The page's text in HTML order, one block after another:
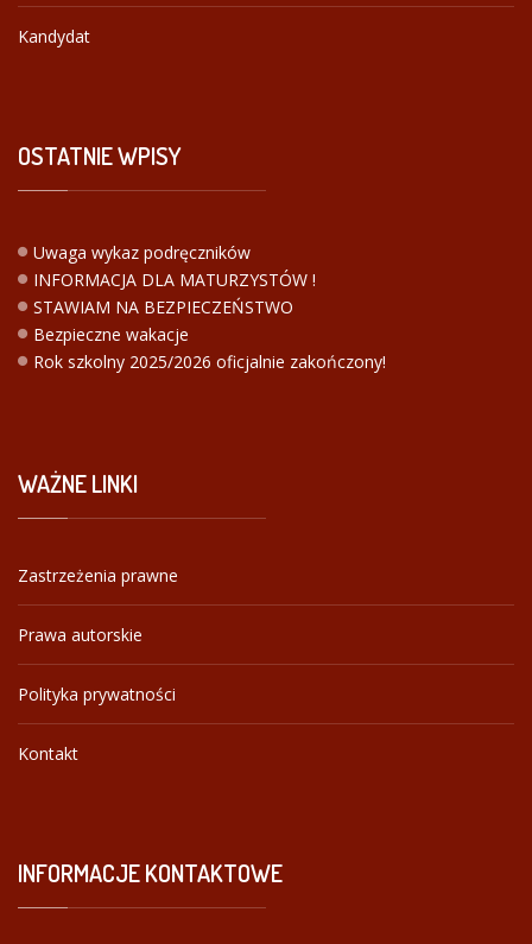
Kandydat
OSTATNIEWPISY
Uwaga wykaz podręczników
INFORMACJA DLA MATURZYSTÓW !
STAWIAM NA BEZPIECZEŃSTWO
Bezpieczne wakacje
Rok szkolny 2025/2026 oficjalnie zakończony!
WAŻNELINKI
Zastrzeżenia prawne
Prawa autorskie
Polityka prywatności
Kontakt
INFORMACJEKONTAKTOWE